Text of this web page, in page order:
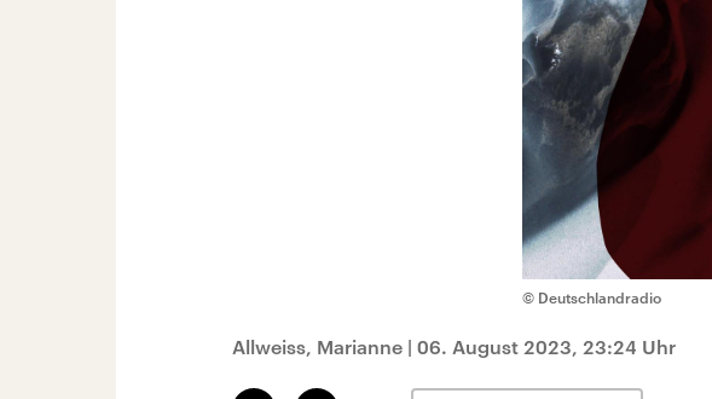
© Deutschlandradio
Allweiss, Marianne | 06. August 2023, 23:24 Uhr